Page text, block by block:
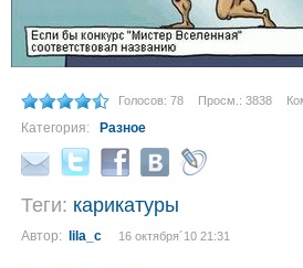
Голосов: 78 Просм.: 3838
Категория: Разное
Теги: карикатуры
Автор: lila_c 16 октября´10 21:31